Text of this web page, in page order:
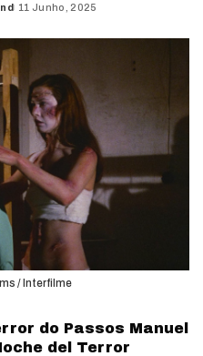
11 Junho, 2025
/ Interfilme
do Passos Manuel
del Terror